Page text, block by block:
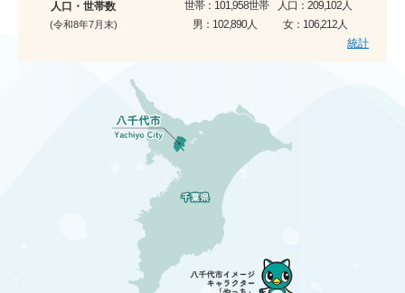
人口・世帯数
(令和8年7月末)
世帯： 101,958世帯 人口： 209,102人
男： 102,890人 女： 106,212人
統計